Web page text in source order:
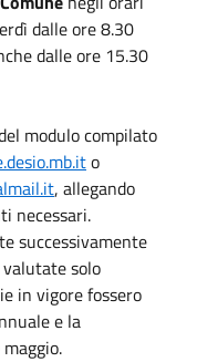
dalle ore 8.30
dalle ore 15.30
modulo compilato
o
, allegando
necessari.
successivamente
valutate solo
in vigore fossero
e la